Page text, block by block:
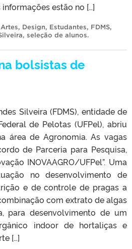
estão no […]
, Design, Estudantes, FDMS,
, seleção de alunos.
bolsistas de
Silveira (FDMS), entidade de
de Pelotas (UFPel), abriu
área de Agronomia. As vagas
de Parceria para Pesquisa,
INOVAAGRO/UFPel”. Uma
no desenvolvimento de
e de controle de pragas a
com extrato de algas
para desenvolvimento de um
indoor de hortaliças e
[…]